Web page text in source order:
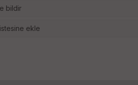
bildir
ekle